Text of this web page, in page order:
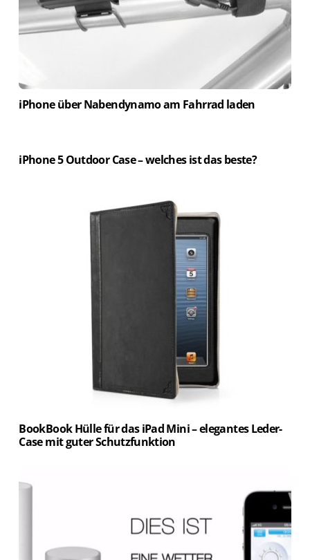
iPhone über Nabendynamo am Fahrrad laden
iPhone 5 Outdoor Case – welches ist das beste?
BookBook Hülle für das iPad Mini – elegantes Leder-
Case mit guter Schutzfunktion